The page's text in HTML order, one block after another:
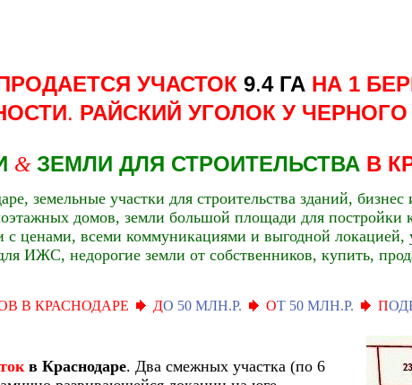
УЧАСТОК 9.4 ГА НА 1
. РАЙСКИЙ УГОЛОК У
& ЗЕМЛИ ДЛЯ СТРОИТЕЛЬСТВА В
земельные участки для строительства зданий,
домов, земли большой площади для постройки
с ценами, всеми коммуникациями и выгодной локацией,
ИЖС, недорогие земли от собственников, купить,
В КРАСНОДАРЕ ДО 50 МЛН.Р. ОТ 50 МЛН.Р. П
в Краснодаре. Два смежных участка (по 6